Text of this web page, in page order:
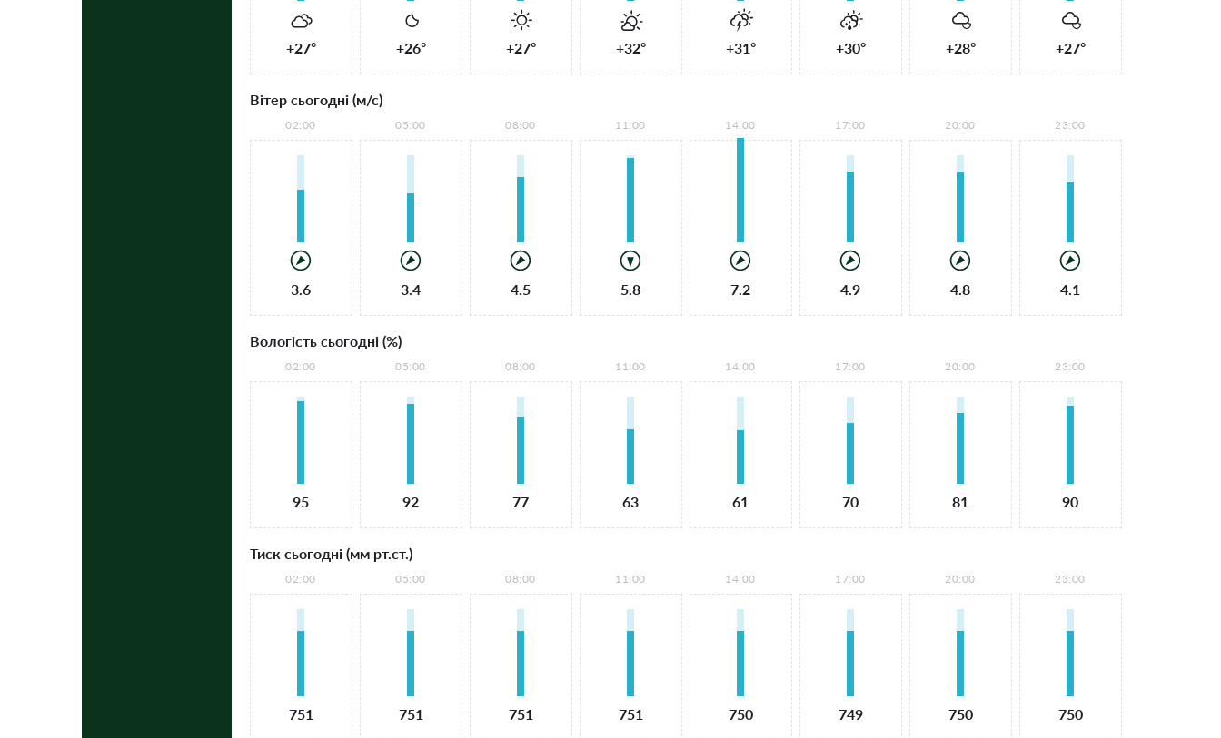
+27° +26° +27° +32° +31° +30° +28° +27°
Вітер сьогодні (м/с)
02:00
3.6
05:00
3.4
08:00
4.5
11:00
5.8
14:00
7.2
17:00
4.9
20:00
4.8
23:00
4.1
Вологість сьогодні (%)
02:00
95
05:00
92
08:00
77
11:00
63
14:00
61
17:00
70
20:00
81
23:00
90
Тиск сьогодні (мм рт.ст.)
02:00
751
05:00
751
08:00
751
11:00
751
14:00
750
17:00
749
20:00
750
23:00
750